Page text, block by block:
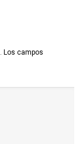
Los campos